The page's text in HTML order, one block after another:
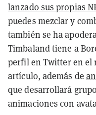
lanzado sus propias
puedes mezclar y
también se ha
Timbaland tiene a
perfil en Twitter en el
artículo, además de
que desarrollará
animaciones con